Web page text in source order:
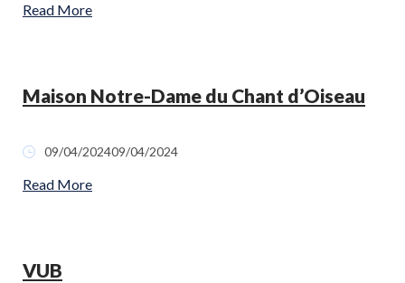
Read More
Maison Notre-Dame du Chant d’Oiseau
09/04/202409/04/2024
Read More
VUB